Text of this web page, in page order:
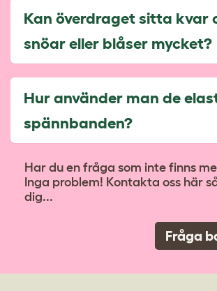
Kan överdraget sitta kvar
snöar eller blåser mycket?
Hur använder man de
spännbanden?
Har du en fråga som inte finns
Inga problem! Kontakta oss här
dig...
Fråga